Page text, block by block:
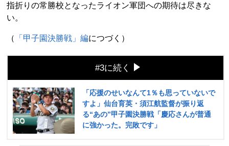
指折りの常勝校となったライオン軍団への期待は尽きな
い。
（ 「甲子園決勝戦」編につづく）
#3に続く
「応援のせいなんて1％も思っていないで
すよ」仙台育英・須江航監督が振り返
る“あの”甲子園決勝戦「慶応さんが普通
に強かった。完敗です」